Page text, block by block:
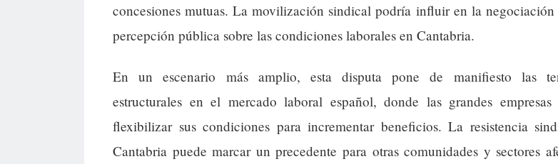
concesiones mutuas. La movilización sindical podría influir en la
percepción pública sobre las condiciones laborales en Cantabria.
En un escenario más amplio, esta disputa pone de manifiesto las
estructurales en el mercado laboral español, donde las grandes empresas
flexibilizar sus condiciones para incrementar beneficios. La resistencia
Cantabria puede marcar un precedente para otras comunidades y sectores